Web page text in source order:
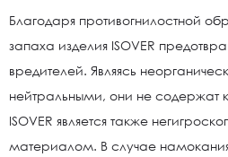
Благодаря противогнилостной
запаха изделия ISOVER
вредителей. Являясь
нейтральными, они не содержат
ISOVER является также
материалом. В случае намокания